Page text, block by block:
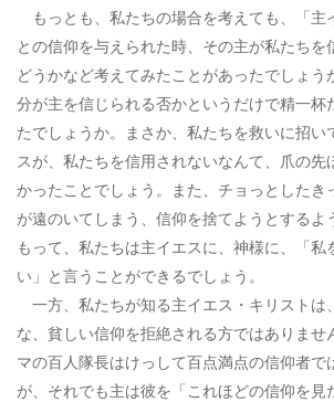
もっとも、私たちの場合を考えても、「主
との信仰を与えられた時、その主が私たちを
どうかなど考えてみたことがあったでしょう
分が主を信じられる否かというだけで精一杯
たでしょうか。まさか、私たちを救いに招い
スが、私たちを信用されないなんて、爪の先
かったことでしょう。また、チョっとしたき
が遠のいてしまう、信仰を捨てようとするよ
もって、私たちは主イエスに、神様に、「私
い」と言うことができるでしょう。
一方、私たちが知る主イエス・キリストは
な、貧しい信仰を拒絶される方ではありませ
マの百人隊長はけっして百点満点の信仰者で
が、それでも主は彼を「これほどの信仰を見